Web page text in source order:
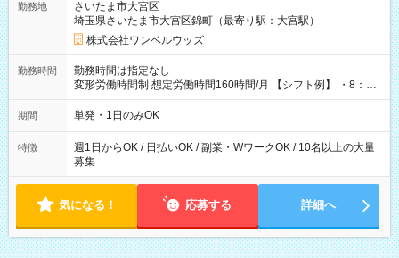
勤務地
さいたま市大宮区
埼玉県さいたま市大宮区錦町（最寄り駅：大宮駅）
株式会社ワンベルウッズ
勤務時間
勤務時間は指定なし
変形労働時間制 想定労働時間160時間/月 【シフト例】 ・8：00
～21：00
期間 単発・1日のみOK
特徴
週1日からOK / 日払いOK / 副業・WワークOK / 10名以上の大量
募集
気になる！ 応募する 詳細へ